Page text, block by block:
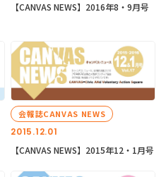
【CANVAS NEWS】2016年8・9月号
2015.12.01
会報誌CANVAS NEWS
【CANVAS NEWS】2015年12・1月号